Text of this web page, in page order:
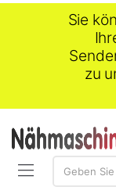
Sie
zu
Suche:
Geben